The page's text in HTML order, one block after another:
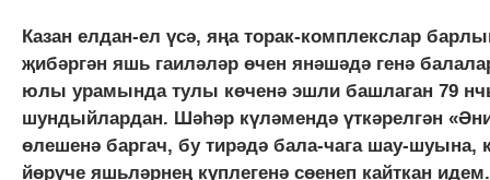
Казан елдан-ел үсә, яңа торак-комплекслар
җибәргән яшь гаиләләр өчен янәшәдә генә
юлы урамында тулы көченә эшли башлаган 79
шундыйлардан. Шәһәр күләмендә үткәрелгән
өлешенә баргач, бу тирәдә бала-чага шау-
йөрүче яшьләрнең күплегенә сөенеп кайткан